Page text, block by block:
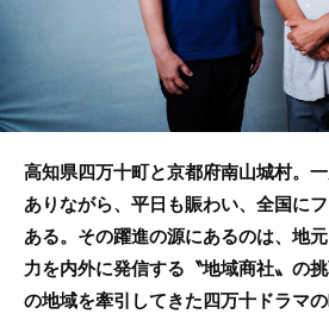
高知県四万十町と京都府南山城村。
ありながら、平日も賑わい、全国にフ
ある。その躍進の源にあるのは、地
力を内外に発信する〝地域商社〟の
の地域を牽引してきた四万十ドラマの